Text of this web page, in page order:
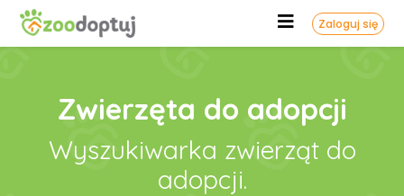
Zaloguj się
Zwierzęta do adopcji
Wyszukiwarka zwierząt do
adopcji.